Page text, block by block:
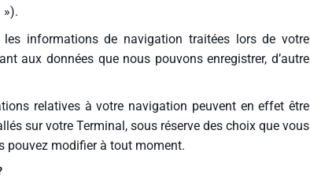
»).
informations de navigation traitées lors de votre
aux données que nous pouvons enregistrer, d’autre
relatives à votre navigation peuvent en effet être
sur votre Terminal, sous réserve des choix que vous
pouvez modifier à tout moment.